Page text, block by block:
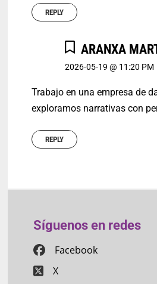
REPLY
ARANXA
2026-05-19 @ 11:20 PM
Trabajo en una empresa de
exploramos narrativas con
REPLY
Síguenos en redes
Facebook
X